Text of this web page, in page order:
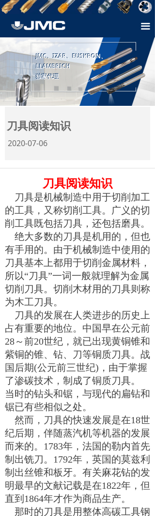
끀
首页
关于速比
产品介绍
样本下载
技术支持
联系方式
JMC、IZAR、EUSKRON、
LLAMBRICH
独家代理
JMC、IZAR、EUSKRON、
LLAMBRICH
独家代理
刀具阅读知识
2020-07-06
刀具阅读知识
刀具是机械制造中用于切削加工
的工具，又称切削工具。广义的切
削工具既包括刀具，还包括磨具。
绝大多数的刀具是机用的，但也
有手用的。由于机械制造中使用的
刀具基本上都用于切削金属材料，
所以“刀具”一词一般就理解为金属
切削刀具。切削木材用的刀具则称
为木工刀具。
刀具的发展在人类进步的历史上
占有重要的地位。中国早在公元前
28～前20世纪，就已出现黄铜锥和
紫铜的锥、钻、刀等铜质刀具。战
国后期(公元前三世纪) ，由于掌握
了渗碳技术，制成了铜质刀具。
当时的钻头和锯，与现代的扁钻和
锯已有些相似之处。
然而，刀具的快速发展是在18世
纪后期，伴随蒸汽机等机器的发展
而来的。 1783年，法国的勒内首先
制出铣刀。 1792年，英国的莫兹利
制出丝锥和板牙。有关麻花钻的发
明最早的文献记载是在1822年，但
直到 1864年才作为商品生产。
那时的刀具是用整体高碳工具钢